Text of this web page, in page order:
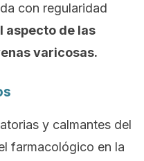
con regularidad
aspecto de las
varicosas.
y calmantes del
farmacológico en la